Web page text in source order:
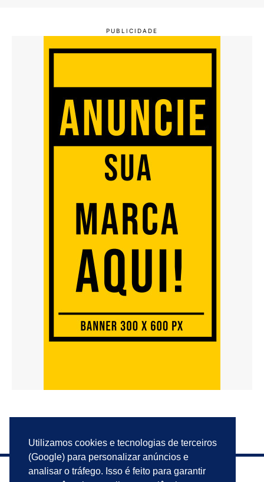
Utilizamos cookies e tecnologias de terceiros
(Google) para personalizar anúncios e
analisar o tráfego. Isso é feito para garantir